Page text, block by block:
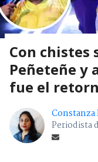
Con chistes
Peñeteñe y
fue el
Periodista